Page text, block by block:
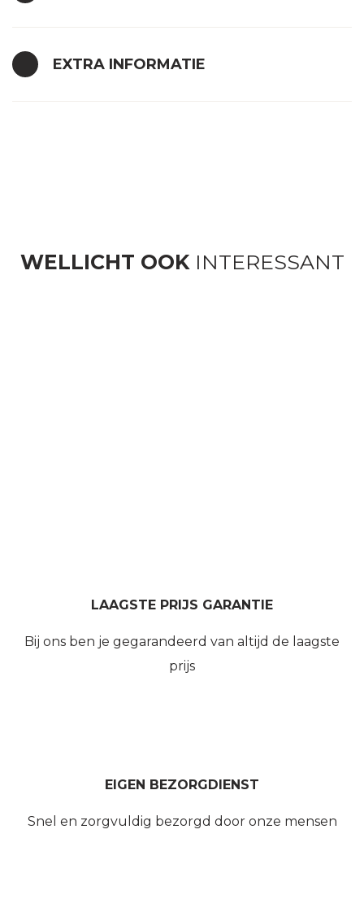
EXTRA INFORMATIE
WELLICHT OOKINTERESSANT
LAAGSTE PRIJS GARANTIE
Bij ons ben je gegarandeerd van altijd de laagste
prijs
EIGEN BEZORGDIENST
Snel en zorgvuldig bezorgd door onze mensen